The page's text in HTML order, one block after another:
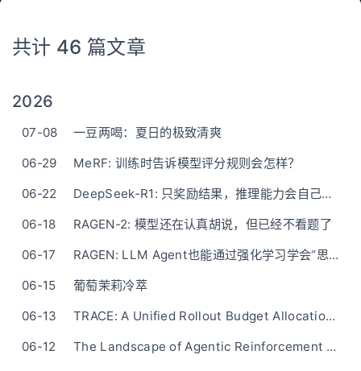
共计 46 篇文章
2026
07-08
一豆两喝：夏日的极致清爽
06-29
MeRF: 训练时告诉模型评分规则会怎样？
06-22
DeepSeek-R1: 只奖励结果，推理能力会自己长出来吗？
06-18
RAGEN-2: 模型还在认真胡说，但已经不看题了
06-17
RAGEN: LLM Agent也能通过强化学习学会“思考”和“自我进化”吗？
06-15
葡萄茉莉冷萃
06-13
TRACE: A Unified Rollout Budget Allocation Framework for Efficient Agentic Reinforcement Learning
06-12
The Landscape of Agentic Reinforcement Learning for LLMs: A Survey